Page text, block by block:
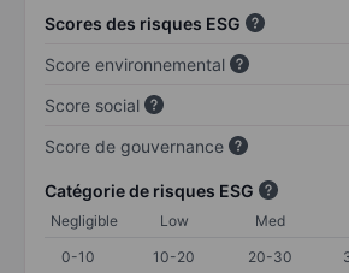
Scores des risques ESG
Score environnemental
Score social
Score de gouvernance
Catégorie de risques ESG
Negligible Low Med
0-10
10-20 20-30